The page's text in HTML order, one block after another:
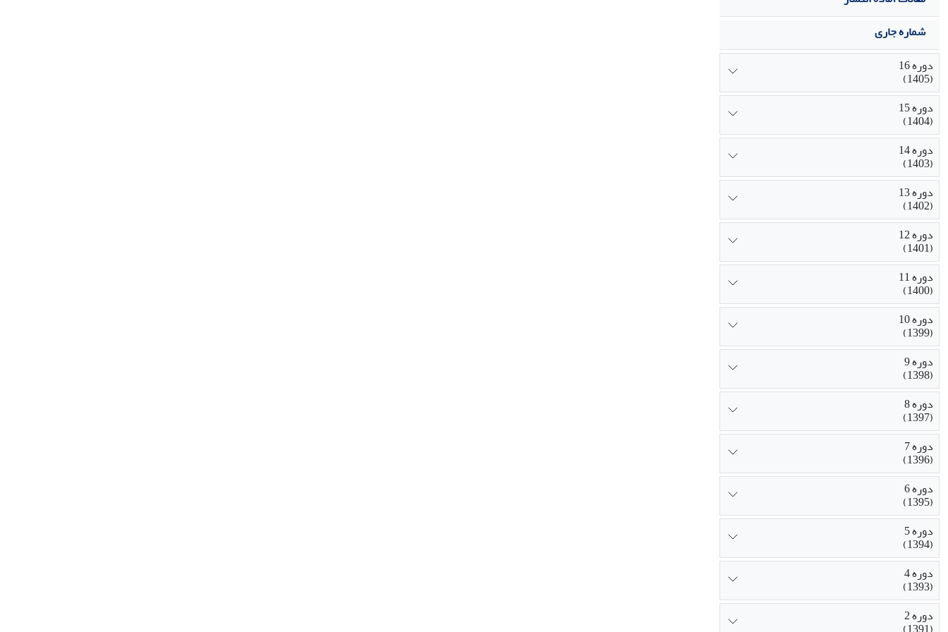
شماره جاری
دوره 16
(1405)
دوره 15
(1404)
دوره 14
(1403)
دوره 13
(1402)
دوره 12
(1401)
دوره 11
(1400)
دوره 10
(1399)
دوره 9
(1398)
دوره 8
(1397)
دوره 7
(1396)
دوره 6
(1395)
دوره 5
(1394)
دوره 4
(1393)
دوره 2